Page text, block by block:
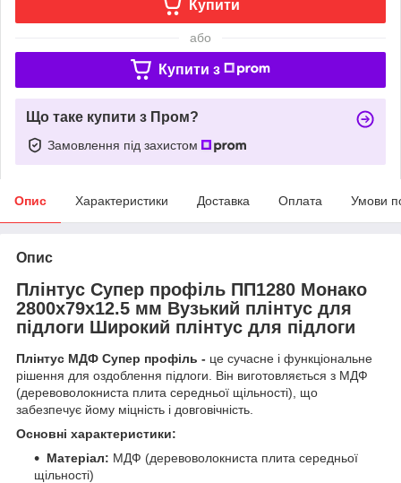
Купити
або
Купити з
Що таке купити з Пром?
Замовлення під захистом
Опис Характеристики Доставка Оплата Умови
Опис
Плінтус Супер профіль ПП1280 Монако
2800х79х12.5 мм Вузький плінтус для
підлоги Широкий плінтус для підлоги
Плінтус МДФ Супер профіль - це сучасне і функціональне
рішення для оздоблення підлоги. Він виготовляється з МДФ
(деревоволокниста плита середньої щільності), що
забезпечує йому міцність і довговічність.
Основні характеристики:
Матеріал: МДФ (деревоволокниста плита середньої
щільності)